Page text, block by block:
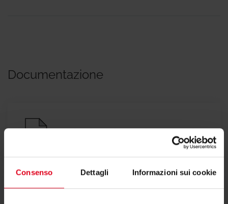
Consenso Dettagli Informazioni sui cookie
Documentazione
Dichiarazione di conformità